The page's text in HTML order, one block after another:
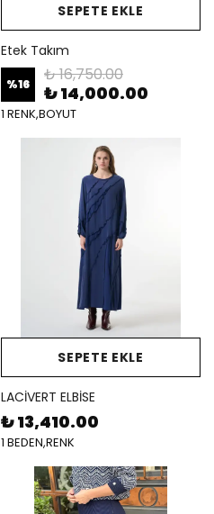
SEPETE EKLE
Etek Takım
%16 ₺ 16,750.00
₺ 14,000.00
1 RENK,BOYUT
SEPETE EKLE
LACİVERT ELBİSE
₺ 13,410.00
1 BEDEN,RENK